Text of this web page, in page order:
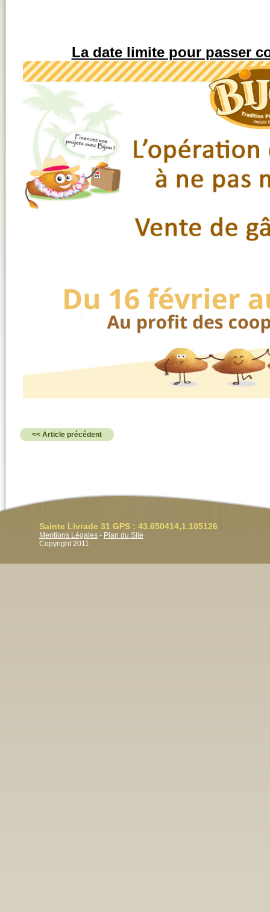
La date limite pour passer
<< Article précédent
Sainte Livrade 31 GPS : 43.650414,1.105126
Mentions Légales - Plan du Site
Copyright 2011